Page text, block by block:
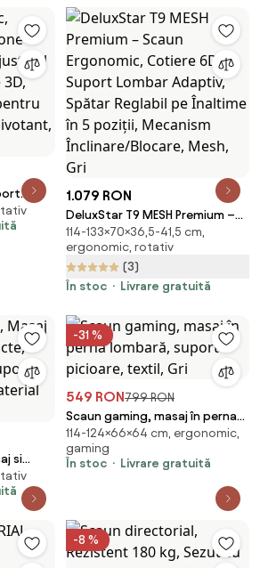
1.079 RON
DeluxStar T9 MESH Premium –
Scaun Ergonomic, Cotiere 6D,
Suport Lombar Adaptiv, Spătar
Reglabil pe Înaltime în 5 poziții,
Mecanism Înclinare/Blocare,
114-133×70×36,5-41,5 cm,
ergonomic, rotativ
(3)
În stoc
Livrare gratuită
si
-31 %
549 RON799 RON
Scaun gaming, masaj în perna
lombară, suport picioare,
textil, Gri
114-124×66×64 cm, ergonomic,
gaming
În stoc
Livrare gratuită
-8 %